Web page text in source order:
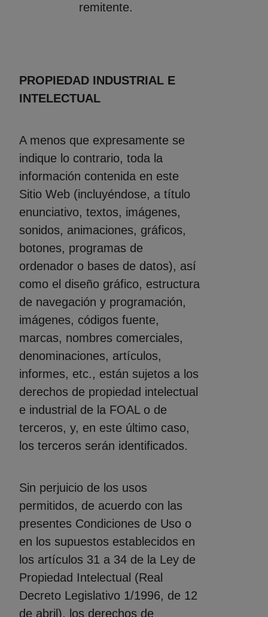
remitente.
PROPIEDAD INDUSTRIAL E
INTELECTUAL
A menos que expresamente se
indique lo contrario, toda la
información contenida en este
Sitio Web (incluyéndose, a título
enunciativo, textos, imágenes,
sonidos, animaciones, gráficos,
botones, programas de
ordenador o bases de datos), así
como el diseño gráfico, estructura
de navegación y programación,
imágenes, códigos fuente,
marcas, nombres comerciales,
denominaciones, artículos,
informes, etc., están sujetos a los
derechos de propiedad intelectual
e industrial de la FOAL o de
terceros, y, en este último caso,
los terceros serán identificados.
Sin perjuicio de los usos
permitidos, de acuerdo con las
presentes Condiciones de Uso o
en los supuestos establecidos en
los artículos 31 a 34 de la Ley de
Propiedad Intelectual (Real
Decreto Legislativo 1/1996, de 12
de abril), los derechos de